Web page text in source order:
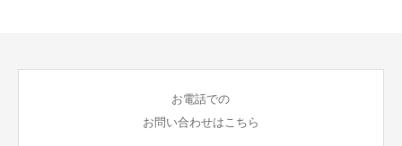
お電話での
お問い合わせはこちら